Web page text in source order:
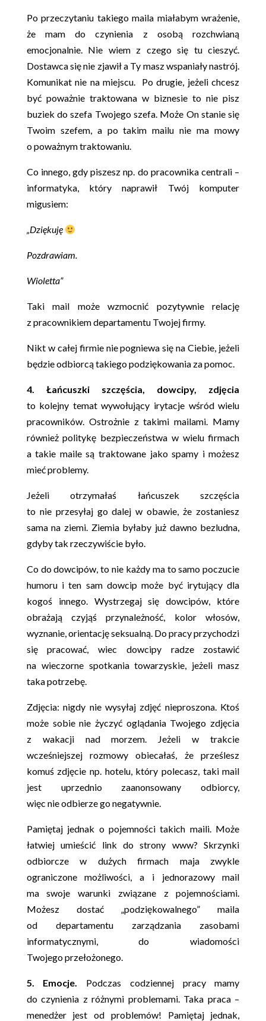
Po przeczytaniu takiego maila miałabym wrażenie,
że mam do czynienia z osobą rozchwianą
emocjonalnie. Nie wiem z czego się tu cieszyć.
Dostawca się nie zjawił a Ty masz wspaniały nastrój.
Komunikat nie na miejscu. Po drugie, jeżeli chcesz
być poważnie traktowana w biznesie to nie pisz
buziek do szefa Twojego szefa. Może On stanie się
Twoim szefem, a po takim mailu nie ma mowy
o poważnym traktowaniu.
Co innego, gdy piszesz np. do pracownika centrali –
informatyka, który naprawił Twój komputer
migusiem:
„Dziękuję
Pozdrawiam.
Wioletta”
Taki mail może wzmocnić pozytywnie relację
z pracownikiem departamentu Twojej firmy.
Nikt w całej firmie nie pogniewa się na Ciebie, jeżeli
będzie odbiorcą takiego podziękowania za pomoc.
4. Łańcuszki szczęścia, dowcipy, zdjęcia
to kolejny temat wywołujący irytacje wśród wielu
pracowników. Ostrożnie z takimi mailami. Mamy
również politykę bezpieczeństwa w wielu firmach
a takie maile są traktowane jako spamy i możesz
mieć problemy.
Jeżeli otrzymałaś łańcuszek szczęścia
to nie przesyłaj go dalej w obawie, że zostaniesz
sama na ziemi. Ziemia byłaby już dawno bezludna,
gdyby tak rzeczywiście było.
Co do dowcipów, to nie każdy ma to samo poczucie
humoru i ten sam dowcip może być irytujący dla
kogoś innego. Wystrzegaj się dowcipów, które
obrażają czyjąś przynależność, kolor włosów,
wyznanie, orientację seksualną. Do pracy przychodzi
się pracować, wiec dowcipy radze zostawić
na wieczorne spotkania towarzyskie, jeżeli masz
taka potrzebę.
Zdjęcia: nigdy nie wysyłaj zdjęć nieproszona. Ktoś
może sobie nie życzyć oglądania Twojego zdjęcia
z wakacji nad morzem. Jeżeli w trakcie
wcześniejszej rozmowy obiecałaś, że prześlesz
komuś zdjęcie np. hotelu, który polecasz, taki mail
jest uprzednio zaanonsowany odbiorcy,
więc nie odbierze go negatywnie.
Pamiętaj jednak o pojemności takich maili. Może
łatwiej umieścić link do strony www? Skrzynki
odbiorcze w dużych firmach maja zwykle
ograniczone możliwości, a i jednorazowy mail
ma swoje warunki związane z pojemnościami.
Możesz dostać „podziękowalnego” maila
od departamentu zarządzania zasobami
informatycznymi, do wiadomości
Twojego przełożonego.
5. Emocje. Podczas codziennej pracy mamy
do czynienia z różnymi problemami. Taka praca –
menedżer jest od problemów! Pamiętaj jednak,